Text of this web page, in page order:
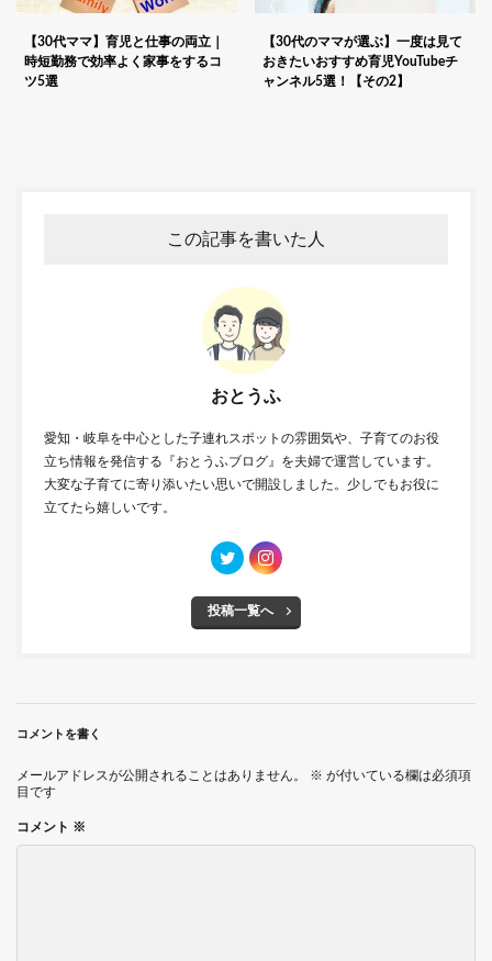
【30代ママ】育児と仕事の両立｜
時短勤務で効率よく家事をするコ
ツ5選
【30代のママが選ぶ】一度は見て
おきたいおすすめ育児YouTubeチ
ャンネル5選！【その2】
この記事を書いた人
おとうふ
愛知・岐阜を中心とした子連れスポットの雰囲気や、子育てのお役
立ち情報を発信する『おとうふブログ』を夫婦で運営しています。
大変な子育てに寄り添いたい思いで開設しました。少しでもお役に
立てたら嬉しいです。
投稿一覧へ
コメントを書く
メールアドレスが公開されることはありません。 ※ が付いている欄は必須項
目です
コメント ※